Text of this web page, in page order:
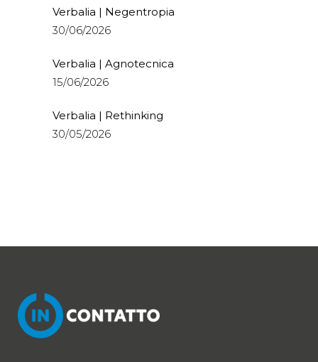
Verbalia | Negentropia
30/06/2026
Verbalia | Agnotecnica
15/06/2026
Verbalia | Rethinking
30/05/2026